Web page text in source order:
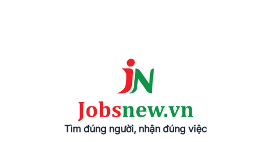
Tìm đúng người, nhận đúng việc